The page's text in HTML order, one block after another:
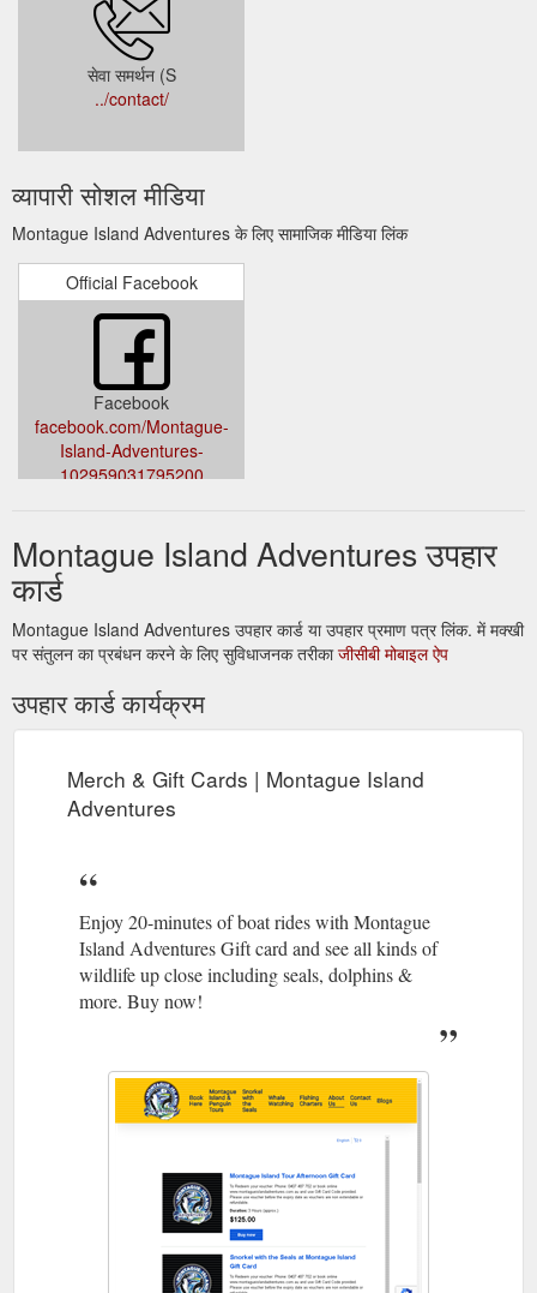
सेवा समर्थन (S
../contact/
व्यापारी सोशल मीडिया
Montague Island Adventures के लिए सामाजिक मीडिया लिंक
Official Facebook
Facebook
facebook.com/Montague-
Island-Adventures-
102959031795200
Montague Island Adventures उपहार
कार्ड
Montague Island Adventures उपहार कार्ड या उपहार प्रमाण पत्र लिंक. में मक्खी
पर संतुलन का प्रबंधन करने के लिए सुविधाजनक तरीकाजीसीबी मोबाइल ऐप
उपहार कार्ड कार्यक्रम
Merch & Gift Cards | Montague Island
Adventures
Enjoy 20-minutes of boat rides with Montague
Island Adventures Gift card and see all kinds of
wildlife up close including seals, dolphins &
more. Buy now!